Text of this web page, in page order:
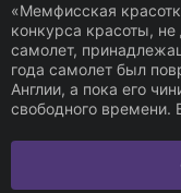
«Мемфисская
конкурса красоты, не
самолет,
года самолет был
Англии, а пока его
свободного времени.